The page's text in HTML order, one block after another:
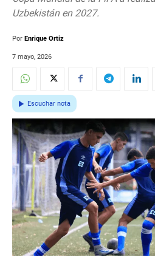
Uzbekistán en 2027.
Por Enrique Ortiz
7 mayo, 2026
Escuchar nota